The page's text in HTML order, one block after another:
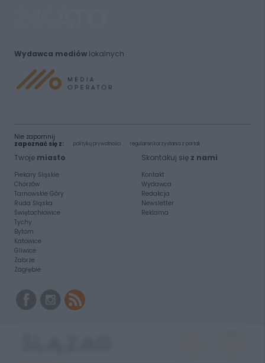
Wydawca mediówlokalnych
Nie zapomnij
zapoznać się z:
polityką prywatności regulamin korzystania z portali
Twoje miasto
Piekary Śląskie
Chorzów
Tarnowskie Góry
Ruda Śląska
Świętochłowice
Tychy
Bytom
Katowice
Gliwice
Zabrze
Zagłębie
Skontakuj się z nami
Kontakt
Wydawca
Redakcja
Newsletter
Reklama